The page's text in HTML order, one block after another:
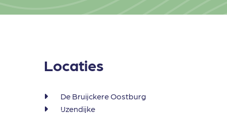
Locaties
De Bruijckere Oostburg
IJzendijke